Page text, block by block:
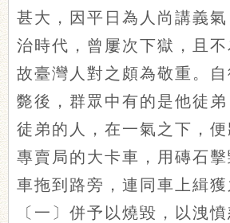
甚大，因平日為人尚講義
治時代，曾屢次下獄，且不
故臺灣人對之頗為敬重。
斃後，群眾中有的是他徒
徒弟的人，在一氣之下，
專賣局的大卡車，用磚石
車拖到路旁，連同車上緝獲
〔一〕併予以燒毀，以洩憤